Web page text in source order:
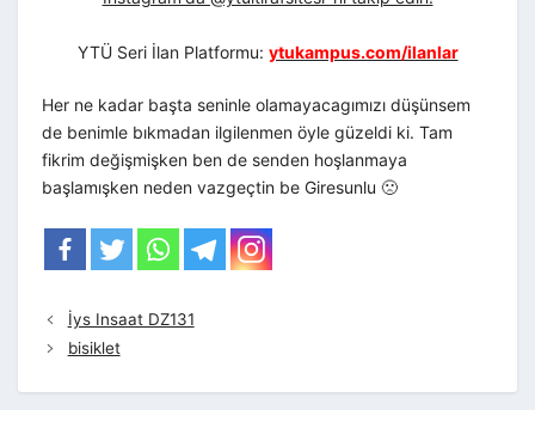
YTÜ Seri İlan Platformu: ytukampus.com/ilanlar
Her ne kadar başta seninle olamayacagımızı düşünsem
de benimle bıkmadan ilgilenmen öyle güzeldi ki. Tam
fikrim değişmişken ben de senden hoşlanmaya
başlamışken neden vazgeçtin be Giresunlu 🙁
İys Insaat DZ131
bisiklet